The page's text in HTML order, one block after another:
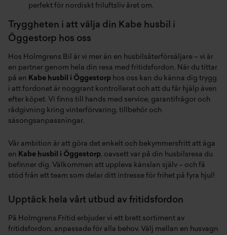
perfekt för nordiskt friluftsliv året om.
Tryggheten i att välja din Kabe husbil i
Öggestorp hos oss
Hos Holmgrens Bil är vi mer än en husbilsåterförsäljare – vi är
en partner genom hela din resa med fritidsfordon. När du tittar
på en Kabe husbil i Öggestorp hos oss kan du känna dig trygg
i att fordonet är noggrant kontrollerat och att du får hjälp även
efter köpet. Vi finns till hands med service, garantifrågor och
rådgivning kring vinterförvaring, tillbehör och
säsongsanpassningar.
Vår ambition är att göra det enkelt och bekymmersfritt att äga
en Kabe husbil i Öggestorp, oavsett var på din husbilsresa du
befinner dig. Välkommen att uppleva känslan själv – och få
stöd från ett team som delar ditt intresse för frihet på fyra hjul!
Upptäck hela vårt utbud av fritidsfordon
På Holmgrens Fritid erbjuder vi ett brett sortiment av
fritidsfordon, anpassade för alla behov. Välj mellan en husvagn